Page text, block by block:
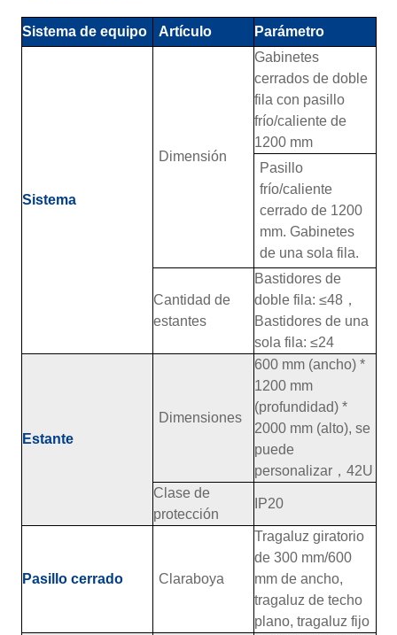
Sistema de equipo Artículo Parámetro
Sistema
Dimensión
Gabinetes
cerrados de doble
fila con pasillo
frío/caliente de
1200 mm
Pasillo
frío/caliente
cerrado de 1200
mm. Gabinetes
de una sola fila.
Cantidad de
estantes
Bastidores de
doble fila: ≤48，
Bastidores de una
sola fila: ≤24
Estante
Dimensiones
600 mm (ancho) *
1200 mm
(profundidad) *
2000 mm (alto), se
puede
personalizar， 42U
Clase de
protección
IP20
Pasillo cerrado Claraboya
Tragaluz giratorio
de 300 mm/600
mm de ancho,
tragaluz de techo
plano, tragaluz fijo